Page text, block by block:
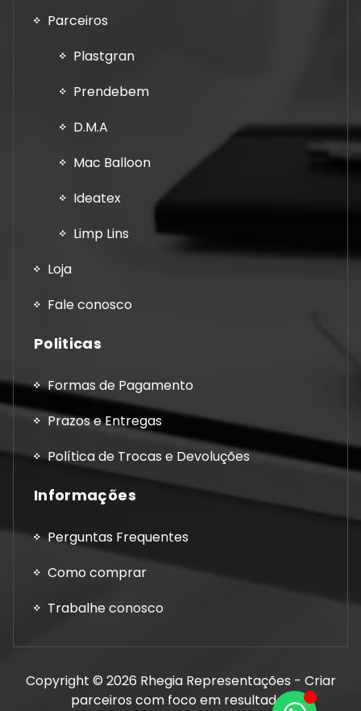
Parceiros
Plastgran
Prendebem
D.M.A
Mac Balloon
Ideatex
Limp Lins
Loja
Fale conosco
Politicas
Formas de Pagamento
Prazos e Entregas
Política de Trocas e Devoluções
Informações
Perguntas Frequentes
Como comprar
Trabalhe conosco
Copyright © 2026 Rhegia Representações - Criar
parceiros com foco em resultados